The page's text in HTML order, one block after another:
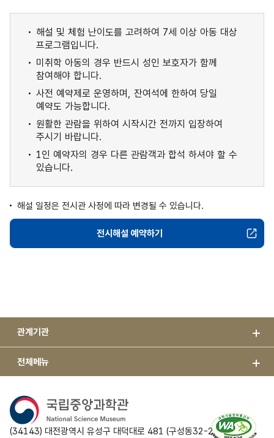
해설 및 체험 난이도를 고려하여 7세 이상 아동 대상
프로그램입니다.
미취학 아동의 경우 반드시 성인 보호자가 함께
참여해야 합니다.
사전 예약제로 운영하며, 잔여석에 한하여 당일
예약도 가능합니다.
원활한 관람을 위하여 시작시간 전까지 입장하여
주시기 바랍니다.
1인 예약자의 경우 다른 관람객과 합석 하셔야 할 수
있습니다.
해설 일정은 전시관 사정에 따라 변경될 수 있습니다.
천체관측소
전시해설 예약하기
관계기관
전체메뉴
(34143) 대전광역시 유성구 대덕대로 481 (구성동32-2)